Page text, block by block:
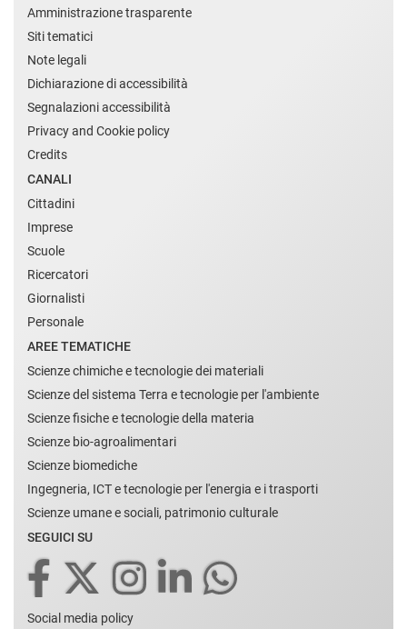
Amministrazione trasparente
Siti tematici
Note legali
Dichiarazione di accessibilità
Segnalazioni accessibilità
Privacy and Cookie policy
Credits
CANALI
Cittadini
Imprese
Scuole
Ricercatori
Giornalisti
Personale
AREE TEMATICHE
Scienze chimiche e tecnologie dei materiali
Scienze del sistema Terra e tecnologie per l'ambiente
Scienze fisiche e tecnologie della materia
Scienze bio-agroalimentari
Scienze biomediche
Ingegneria, ICT e tecnologie per l'energia e i trasporti
Scienze umane e sociali, patrimonio culturale
SEGUICI SU
Social media policy